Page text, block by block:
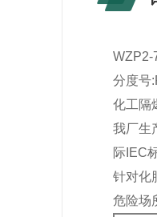
WZP2-
分度号
化工隔
我厂生
际IEC
针对化
危险场